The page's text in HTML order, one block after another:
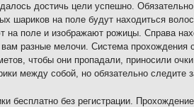
достичь цели успешно.
шариков на поле будут находиться
на поле и изображают рожицы. Справа
вам разные мелочи. Система прохождения
чтобы они пропадали, приносили
между собой, но обязательно следите
бесплатно без регистрации.